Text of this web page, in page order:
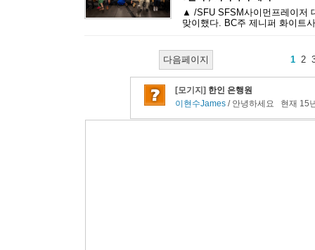
▲ /SFU SFSM사이먼프레이저
맞이했다. BC주 제니퍼 화이트
다음페이지 1 2